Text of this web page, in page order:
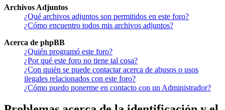
Archivos Adjuntos
¿Qué archivos adjuntos son permitidos en este foro?
¿Cómo encuentro todos mis archivos adjuntos?
Acerca de phpBB
¿Quién programó este foro?
¿Por qué este foro no tiene tal cosa?
¿Con quién se puede contactar acerca de abusos o usos
ilegales relacionados con este foro?
¿Cómo puedo ponerme en contacto con un Administrador?